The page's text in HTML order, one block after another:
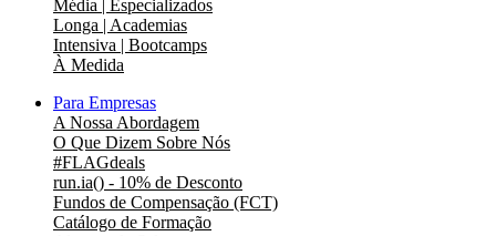
Média | Especializados
Longa | Academias
Intensiva | Bootcamps
À Medida
Para Empresas
A Nossa Abordagem
O Que Dizem Sobre Nós
#FLAGdeals
run.ia() - 10% de Desconto
Fundos de Compensação (FCT)
Catálogo de Formação